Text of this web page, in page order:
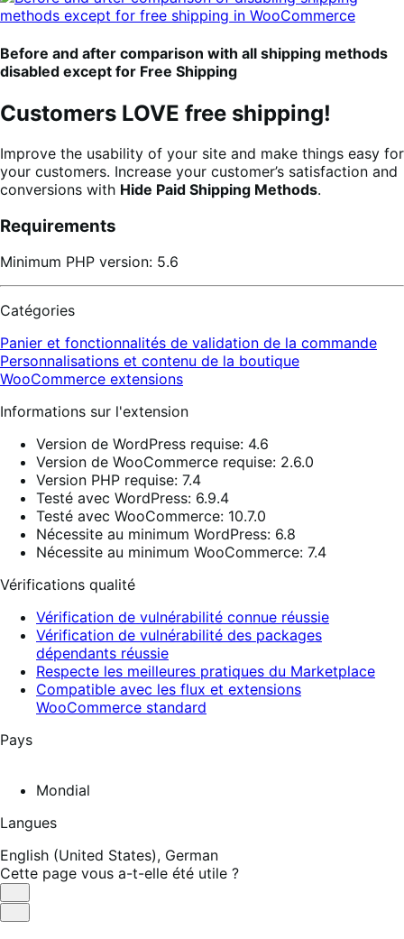
Before and after comparison with all shipping methods
disabled except for Free Shipping
Customers LOVE free shipping!
Improve the usability of your site and make things easy for
your customers. Increase your customer’s satisfaction and
conversions with Hide Paid Shipping Methods.
Requirements
Minimum PHP version: 5.6
Catégories
Panier et fonctionnalités de validation de la commande
Personnalisations et contenu de la boutique
WooCommerce extensions
Informations sur l'extension
Version de WordPress requise: 4.6
Version de WooCommerce requise: 2.6.0
Version PHP requise: 7.4
Testé avec WordPress: 6.9.4
Testé avec WooCommerce: 10.7.0
Nécessite au minimum WordPress: 6.8
Nécessite au minimum WooCommerce: 7.4
Vérifications qualité
Vérification de vulnérabilité connue réussie
Vérification de vulnérabilité des packages
dépendants réussie
Respecte les meilleures pratiques du Marketplace
Compatible avec les flux et extensions
WooCommerce standard
Pays
Mondial
Langues
English (United States), German
Cette page vous a-t-elle été utile ?
Utile
Pas